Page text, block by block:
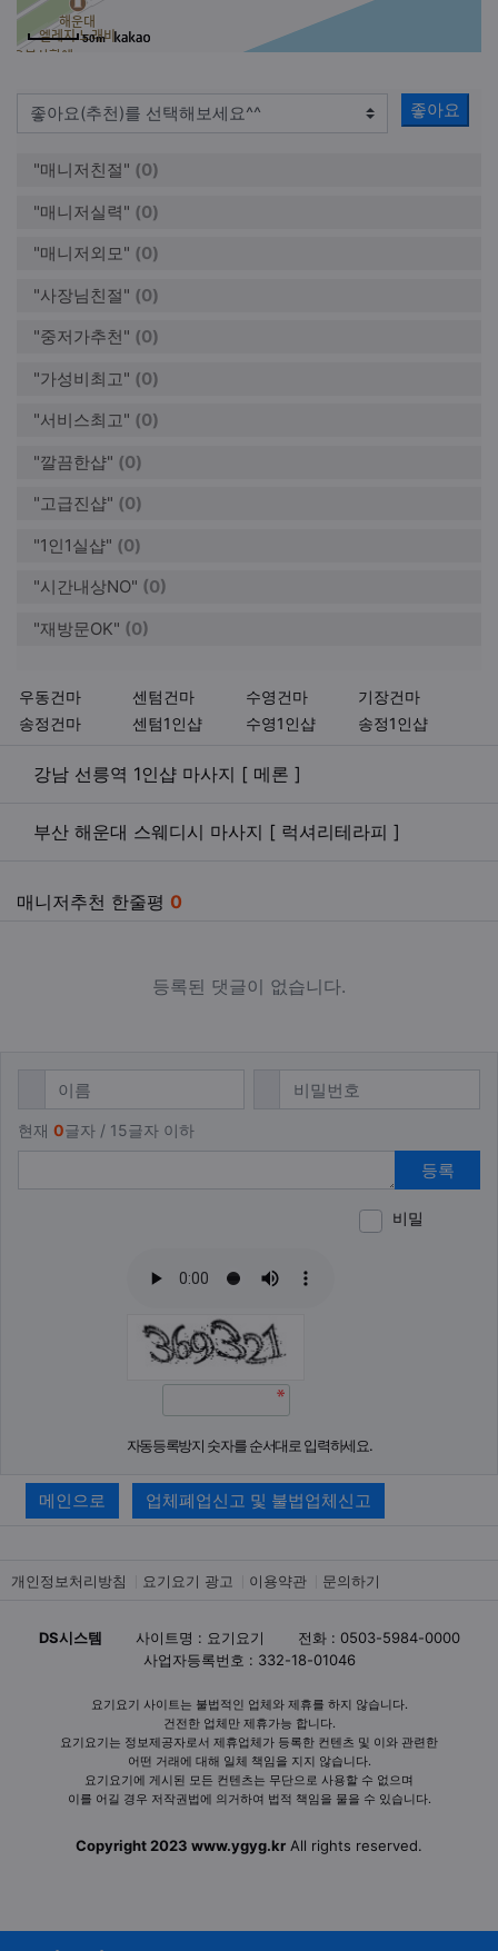
50m
좋아요
"매니저친절" (0)
"매니저실력" (0)
"매니저외모" (0)
"사장님친절" (0)
"중저가추천" (0)
"가성비최고" (0)
"서비스최고" (0)
"깔끔한샵" (0)
"고급진샵" (0)
"1인1실샵" (0)
"시간내상NO" (0)
"재방문OK" (0)
우동건마 센텀건마 수영건마
기장건마
송정건마
센텀1인샵 수영1인샵 송정1인샵
키워드
관련자료
강남 선릉역 1인샵 마사지 [ 메론 ]
부산 해운대 스웨디시 마사지 [ 럭셔리테라피 ]
매니저추천 한줄평 0
등록된 댓글이 없습니다.
댓글쓰기
필수 비밀번호필수
현재 0글자 / 15글자 이하
등록
비밀
자동등록방지 숫자를 순서대로 입력하세요.
메인으로 업체폐업신고 및 불법업체신고
개인정보처리방침 요기요기 광고 이용약관 문의하기
DS시스템 사이트명 : 요기요기
전화 : 0503-5984-0000
사업자등록번호 : 332-18-01046
요기요기 사이트는 불법적인 업체와 제휴를 하지 않습니다.
건전한 업체만 제휴가능 합니다.
요기요기는 정보제공자로서 제휴업체가 등록한 컨텐츠 및 이와 관련한
어떤 거래에 대해 일체 책임을 지지 않습니다.
요기요기에 게시된 모든 컨텐츠는 무단으로 사용할 수 없으며
이를 어길 경우 저작권법에 의거하여 법적 책임을 물을 수 있습니다.
Copyright 2023 www.ygyg.kr All rights reserved.